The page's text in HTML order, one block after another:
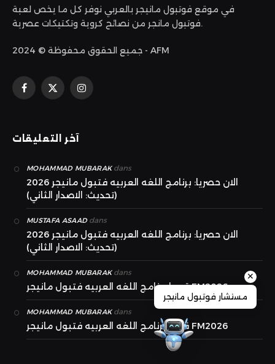
في موقع فوتبول مانيجر بالعربي نوفر كل ما يخص لعبة
فوتبول مانجر من نصائح كروية وتكتيكات عصرية.
جميع الحقوق محفوظة © 2024 - AFM
فيسبوك
X
الانستغرام
آخر التعليقات
MOHAMMAD MUBARAKdans
الان حصريا: برنامج اللغه العربيه فتبول مانيجر 2026
(تحديث: الاصدار الثاني)
MUSTAFA ASAADdans
الان حصريا: برنامج اللغه العربيه فتبول مانيجر 2026
(تحديث: الاصدار الثاني)
MOHAMMAD MUBARAKdans
قريبا برنامج اللغه العربيه فتبول مانيجر FM2026
MOHAMMAD MUBARAKdans
قريبا برنامج اللغه العربيه فتبول مانيجر FM2026
✕
مستشار فوتبول مانيجر